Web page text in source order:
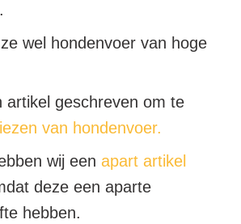
wel hondenvoer van hoge
artikel geschreven om te
van hondenvoer.
wij een apart artikel
deze een aparte
hebben.